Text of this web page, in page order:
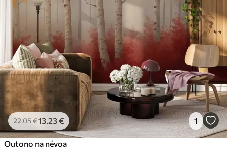
22.05€13 .23€ 1
Outono na névoa